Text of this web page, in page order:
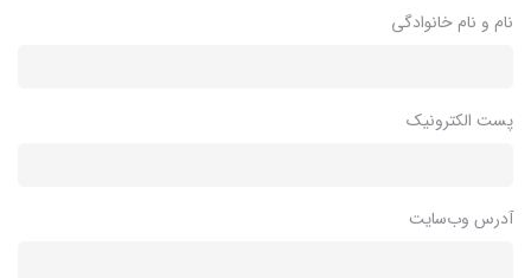
نام و نام خانوادگی
پست الکترونیک
آدرس وب‌سایت